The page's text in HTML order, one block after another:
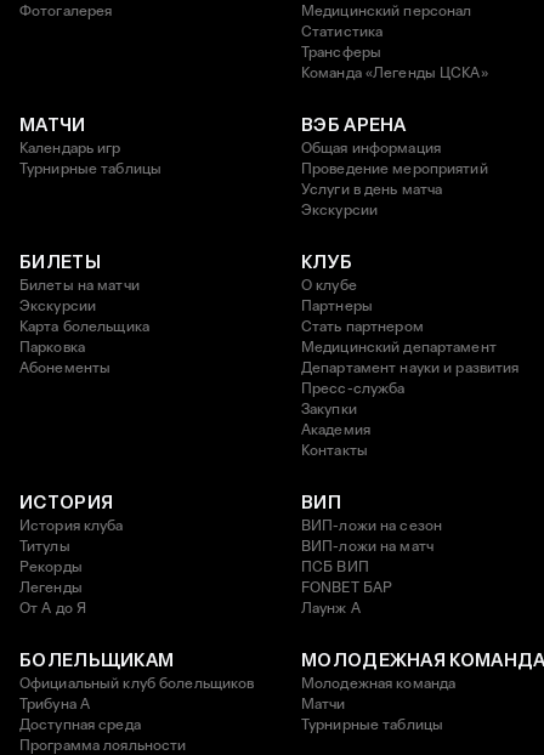
Фотогалерея
Медицинский персонал
Статистика
Трансферы
Команда «Легенды ЦСКА»
МАТЧИ
Календарь игр
Турнирные таблицы
ВЭБ АРЕНА
Общая информация
Проведение мероприятий
Услуги в день матча
Экскурсии
БИЛЕТЫ
Билеты на матчи
Экскурсии
Карта болельщика
Парковка
Абонементы
КЛУБ
О клубе
Партнеры
Стать партнером
Медицинский департамент
Департамент науки и развития
Пресс-служба
Закупки
Академия
Контакты
ИСТОРИЯ
История клуба
Титулы
Рекорды
Легенды
От А до Я
ВИП
ВИП-ложи на сезон
ВИП-ложи на матч
ПСБ ВИП
FONBET БАР
Лаунж A
БОЛЕЛЬЩИКАМ
Официальный клуб болельщиков
Трибуна А
Доступная среда
Программа лояльности
МОЛОДЕЖНАЯ
Молодежная команда
Матчи
Турнирные таблицы